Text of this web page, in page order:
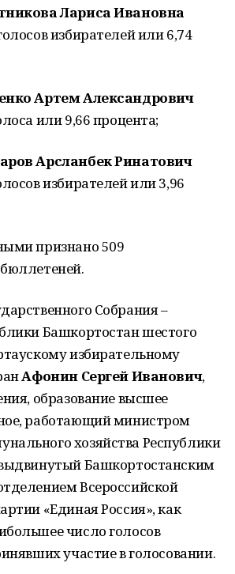
Лариса Ивановна
избирателей или 6,74
Артем Александрович
или 9,66 процента;
Арсланбек Ринатович
избирателей или 3,96
признано 509
Собрания –
Башкортостан шестого
избирательному
Афонин Сергей Иванович,
образование высшее
работающий министром
хозяйства Республики
Башкортостанским
Всероссийской
«Единая Россия», как
число голосов
участие в голосовании.